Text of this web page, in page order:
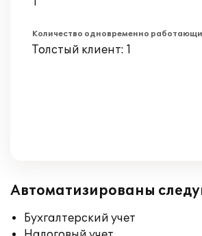
Количество одновременно
Толстый клиент: 1
Автоматизированы
Бухгалтерский учет